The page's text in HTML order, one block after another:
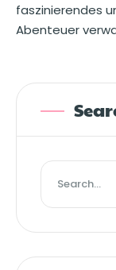
faszinierendes
Abenteuer